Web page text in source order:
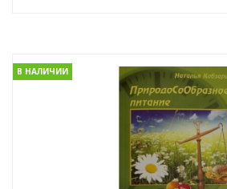
В НАЛИЧИИ